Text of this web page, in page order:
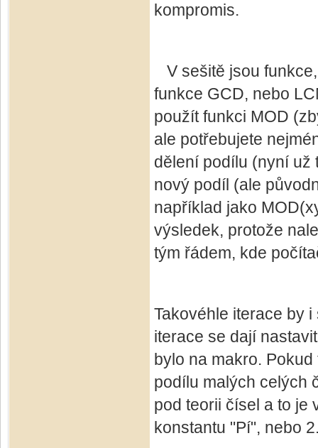
kompromis.
V sešitě jsou
funkce GCD, nebo
použít funkci MOD
ale potřebujete
dělení podílu (nyní už
nový podíl (ale
například jako
výsledek, protože
tým řádem, kde
Takovéhle iterace by
iterace se dají
bylo na makro.
podílu malých celých
pod teorii čísel a to je
konstantu "Pí", nebo